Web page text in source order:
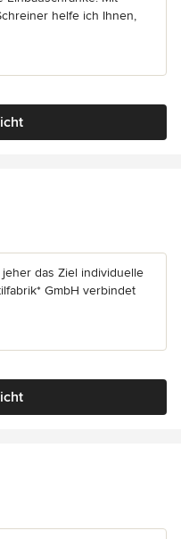
helfe ich Ihnen,
5 Sternen
das Ziel individuelle
GmbH verbindet
5 Sternen